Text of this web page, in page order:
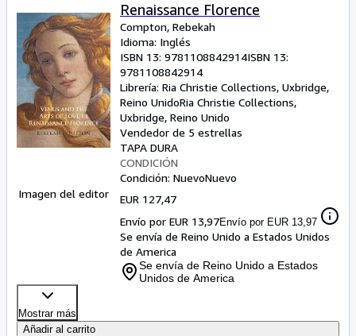
Imagen del editor
Renaissance Florence
Compton, Rebekah
Idioma: Inglés
ISBN 13: 9781108842914ISBN 13:
9781108842914
Librería: Ria Christie Collections, Uxbridge,
Reino UnidoRia Christie Collections,
Uxbridge, Reino Unido
Vendedor de 5 estrellas
TAPA DURA
CONDICIÓN
Condición: NuevoNuevo
EUR 127,47
Envío por EUR 13,97Envío por EUR 13,97
Se envía de Reino Unido a Estados Unidos
de America
Se envía de Reino Unido a Estados
Unidos de America
Mostrar más
Añadir al carrito